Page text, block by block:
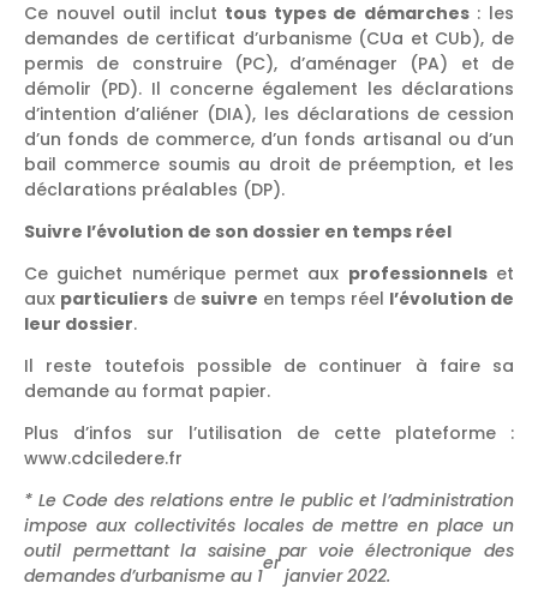
Ce nouvel outil inclut tous types de démarches: les
demandes de certificat d’urbanisme (CUa et CUb), de
permis de construire (PC), d’aménager (PA) et de
démolir (PD). Il concerne également les déclarations
d’intention d’aliéner (DIA), les déclarations de cession
d’un fonds de commerce, d’un fonds artisanal ou d’un
bail commerce soumis au droit de préemption, et les
déclarations préalables (DP).
Suivre l’évolution de son dossier en temps réel
Ce guichet numérique permet aux professionnelset
aux particuliers de suivre en temps réel l’évolution de
leur dossier.
Il reste toutefois possible de continuer à faire sa
demande au format papier.
Plus d’infos sur l’utilisation de cette plateforme :
www.cdciledere.fr
* Le Code des relations entre le public et l’administration
impose aux collectivités locales de mettre en place un
outil permettant la saisine par voie électronique des
demandes d’urbanisme au 1
er
janvier 2022.